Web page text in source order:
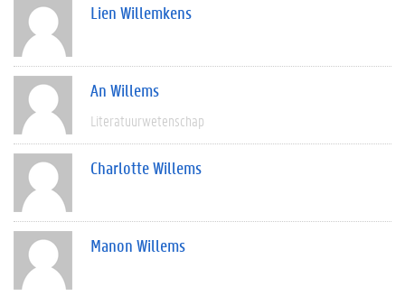
Lien Willemkens
An Willems
Literatuurwetenschap
Charlotte Willems
Manon Willems